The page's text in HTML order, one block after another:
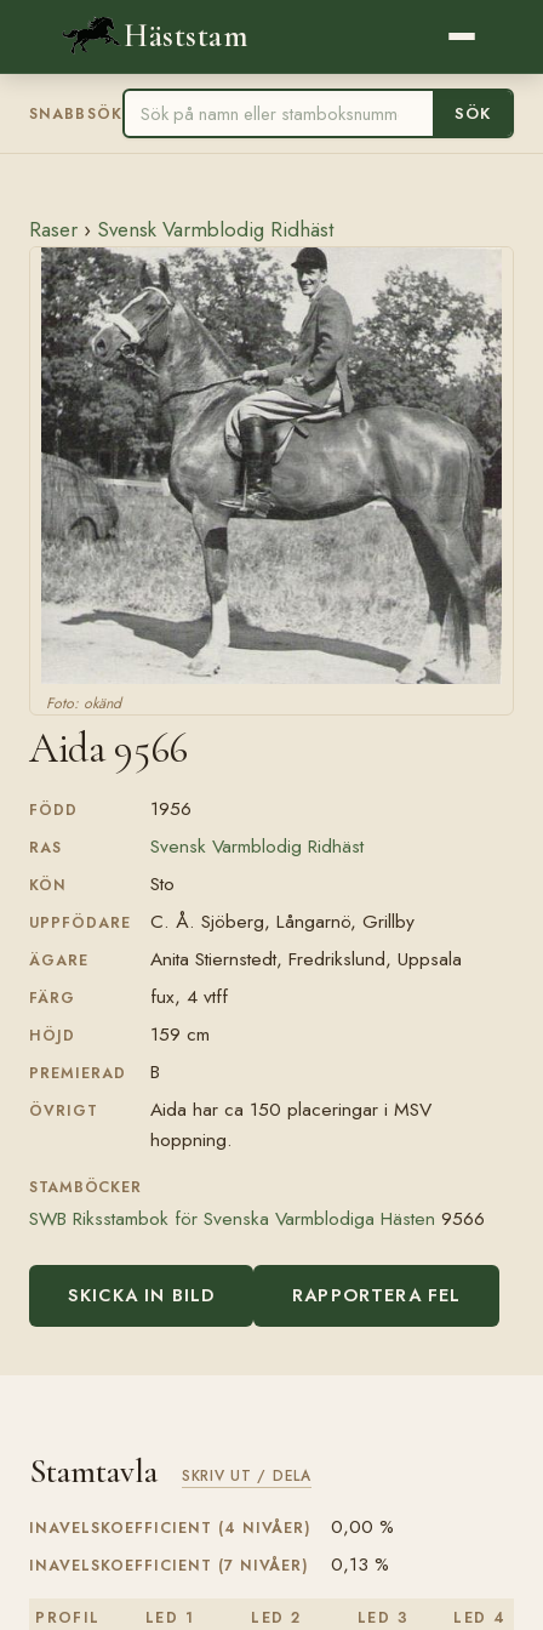
Häststam
SNABBSÖK SÖK
Raser › Svensk Varmblodig Ridhäst
Foto: okänd
Aida 9566
FÖDD 1956
RAS Svensk Varmblodig Ridhäst
KÖN Sto
UPPFÖDARE C. Å. Sjöberg, Långarnö, Grillby
ÄGARE Anita Stiernstedt, Fredrikslund, Uppsala
FÄRG fux, 4 vtff
HÖJD 159 cm
PREMIERAD B
ÖVRIGT
Aida har ca 150 placeringar i MSV
hoppning.
STAMBÖCKER
SWB Riksstambok för Svenska Varmblodiga Hästen 9566
SKICKA IN BILD RAPPORTERA FEL
Stamtavla SKRIV UT / DELA
INAVELSKOEFFICIENT (4 NIVÅER) 0,00 %
INAVELSKOEFFICIENT (7 NIVÅER) 0,13 %
PROFIL LED 1 LED 2 LED 3 LED 4